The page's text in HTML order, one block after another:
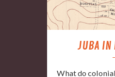
JUBA
What do